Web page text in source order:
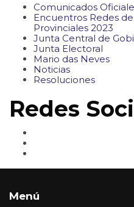
Comunicados
Encuentros Redes
Provinciales 2023
Junta Central de
Junta Electoral
Mario das Neves
Noticias
Resoluciones
Redes
Menú